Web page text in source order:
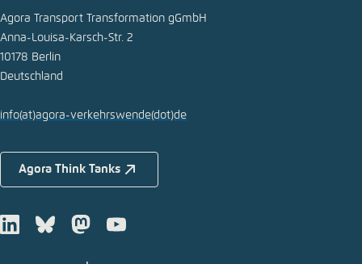
Agora Transport Transformation gGmbH
Anna-Louisa-Karsch-Str. 2
10178 Berlin
Deutschland
info(at)agora-verkehrswende(dot)de
Agora Think Tanks
LinkedInBlueskyMastodonYoutube